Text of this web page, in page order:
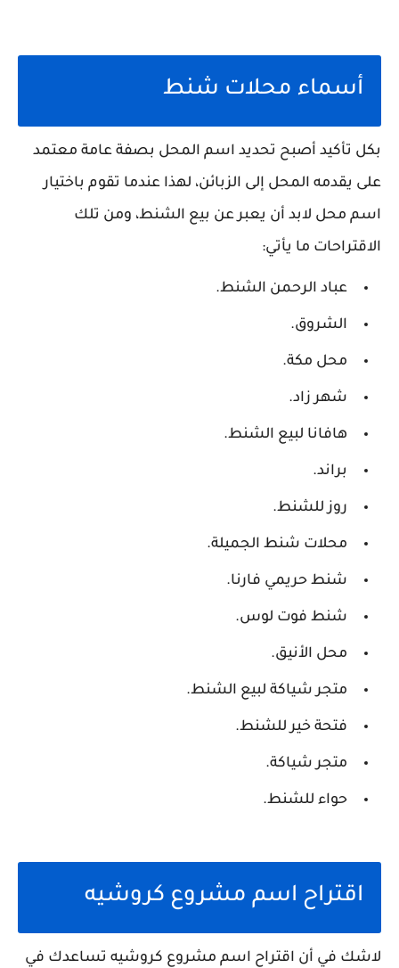
أسماء محلات شنط
بكل تأكيد أصبح تحديد اسم المحل بصفة عامة معتمد
على يقدمه المحل إلى الزبائن، لهذا عندما تقوم باختيار
اسم محل لابد أن يعبر عن بيع الشنط، ومن تلك
الاقتراحات ما يأتي:
عباد الرحمن الشنط.
الشروق.
محل مكة.
شهر زاد.
هافانا لبيع الشنط.
براند.
روز للشنط.
محلات شنط الجميلة.
شنط حريمي فارنا.
شنط فوت لوس.
محل الأنيق.
متجر شياكة لبيع الشنط.
فتحة خير للشنط.
متجر شياكة.
حواء للشنط.
اقتراح اسم مشروع كروشيه
لاشك في أن اقتراح اسم مشروع كروشيه تساعدك في